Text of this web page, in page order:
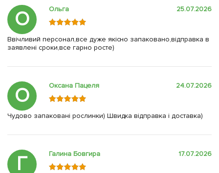
О Ольга 25.07.2026
Ввічливий персонал,все дуже якісно запаковано,відправка в
заявлені сроки,все гарно росте)
О Оксана Пацеля 24.07.2026
Чудово запаковані рослинки) Швидка відправка і доставка)
Г Галина Бовгира 17.07.2026